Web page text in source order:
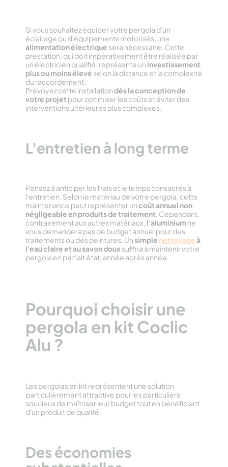
Si vous souhaitez équiper votre pergola d'un
éclairage ou d'équipements motorisés, une
alimentation électrique sera nécessaire. Cette
prestation, qui doit impérativement être réalisée par
un électricien qualifié, représente un investissement
plus ou moins élevé selon la distance et la complexité
du raccordement.
Prévoyez cette installationdès la conception de
votre projet pour optimiser les coûts et éviter des
interventions ultérieures plus complexes.
L'entretien à long terme
Pensez à anticiper les frais et le temps consacrés à
l'entretien. Selon le matériau de votre pergola, cette
maintenance peut représenter uncoût annuel non
négligeable en produits de traitement. Cependant,
contrairement aux autres matériaux, l'aluminium ne
vous demandera pas de budget annuel pour des
traitements ou des peintures. Unsimple nettoyageà
l'eau claire et au savon douxsuffira à maintenir votre
pergola en parfait état, année après année.
Pourquoi choisir une
pergola en kit Coclic
Alu ?
Les pergolas en kit représentent une solution
particulièrement attractive pour les particuliers
soucieux de maîtriser leur budget tout en bénéficiant
d'un produit de qualité.
Des économies